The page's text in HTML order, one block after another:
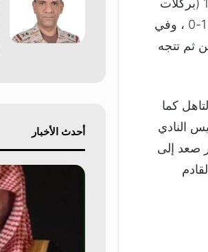
الترجيح) في المباراة التي جمعتهم بالأحساء ، حيث انتهى لقاء الذهاب بفوز الجيل بنتيجة 1-0 ، وفي
ومن ثم تتجه
كما
النادي
الانوار صعد إلى
أحدث الأخبار